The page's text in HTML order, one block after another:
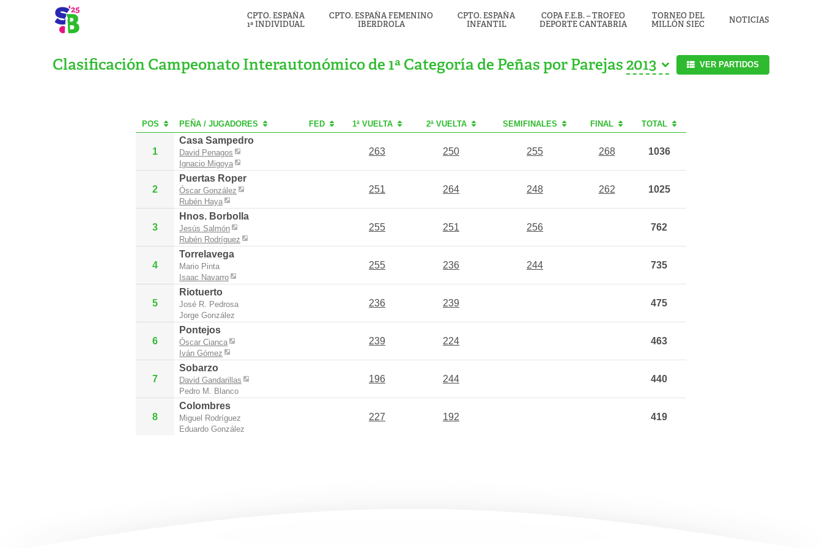
CPTO. ESPAÑA
1ª INDIVIDUAL
CPTO. ESPAÑA FEMENINO
IBERDROLA
CPTO. ESPAÑA
INFANTIL
COPA F.E.B. – TROFEO
DEPORTE CANTABRIA
TORNEO DEL
MILLÓN SIEC
NOTICIAS
Clasificación Campeonato Interautonómico de 1ª Categoría de Peñas por Parejas VER PARTIDOS
POS PEÑA / JUGADORES FED 1ª VUELTA 2ª VUELTA SEMIFINALES FINAL TOTAL
1
Casa Sampedro
David Penagos
Ignacio Migoya
263 250 255 268 1036
2
Puertas Roper
Óscar González
Rubén Haya
251 264 248 262 1025
3
Hnos. Borbolla
Jesús Salmón
Rubén Rodríguez
255 251 256 762
4
Torrelavega
Mario Pinta
Isaac Navarro
255 236 244 735
5
Riotuerto
José R. Pedrosa
Jorge González
236 239 475
6
Pontejos
Óscar Cianca
Iván Gómez
239 224 463
7
Sobarzo
David Gandarillas
Pedro M. Blanco
196 244 440
8
Colombres
Miguel Rodríguez
Eduardo González
227 192 419